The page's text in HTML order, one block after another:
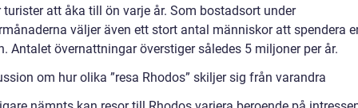
att åka till ön varje år. Som bostadsort under
väljer även ett stort antal människor att spendera
Antalet övernattningar överstiger således 5 miljoner per år.
om hur olika ”resa Rhodos” skiljer sig från varandra